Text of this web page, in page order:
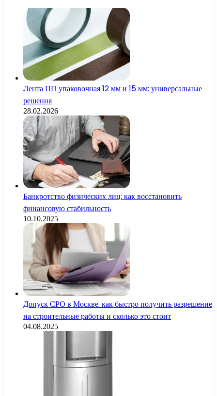
Лента ПП упаковочная 12 мм и 15 мм: универсальные
решения
28.02.2026
Банкротство физических лиц: как восстановить
финансовую стабильность
10.10.2025
Допуск СРО в Москве: как быстро получить разрешение
на строительные работы и сколько это стоит
04.08.2025